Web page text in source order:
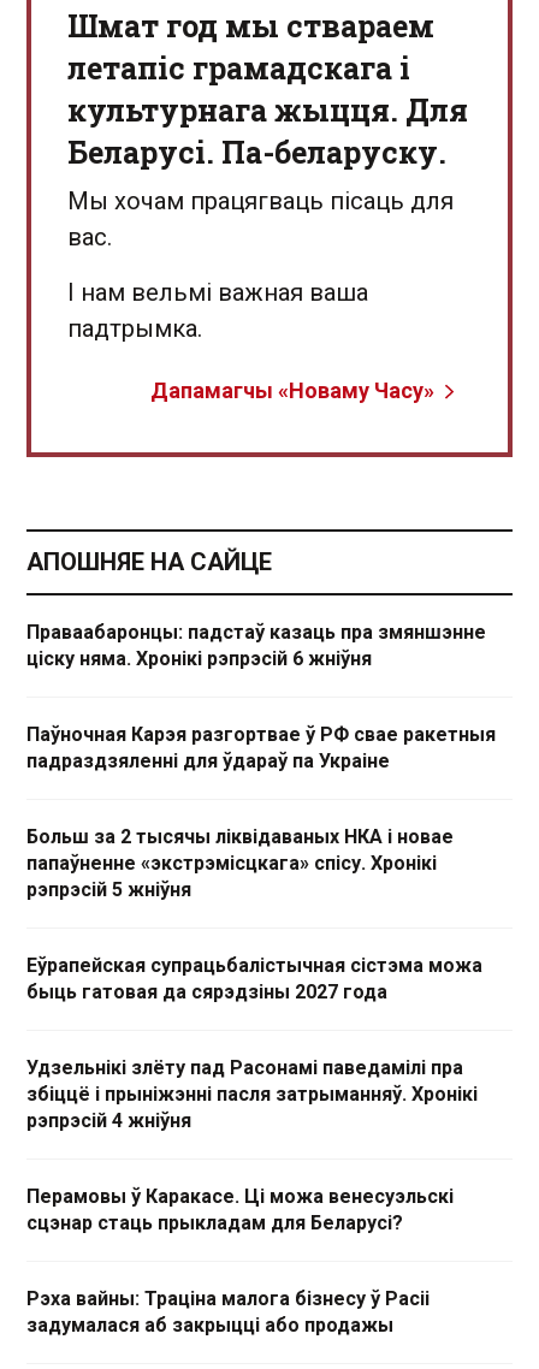
Шмат год мы ствараем
летапіс грамадскага і
культурнага жыцця. Для
Беларусі. Па-беларуску.
Мы хочам працягваць пісаць для
вас.
І нам вельмі важная ваша
падтрымка.
Дапамагчы «Новаму Часу»
АПОШНЯЕ НА САЙЦЕ
Праваабаронцы: падстаў казаць пра змяншэнне
ціску няма. Хронікі рэпрэсій 6 жніўня
Паўночная Карэя разгортвае ў РФ свае ракетныя
падраздзяленні для ўдараў па Украіне
Больш за 2 тысячы ліквідаваных НКА і новае
папаўненне «экстрэмісцкага» спісу. Хронікі
рэпрэсій 5 жніўня
Еўрапейская супрацьбалістычная сістэма можа
быць гатовая да сярэдзіны 2027 года
Удзельнікі злёту пад Расонамі паведамілі пра
збіццё і прыніжэнні пасля затрыманняў. Хронікі
рэпрэсій 4 жніўня
Перамовы ў Каракасе. Ці можа венесуэльскі
сцэнар стаць прыкладам для Беларусі?
Рэха вайны: Траціна малога бізнесу ў Расіі
задумалася аб закрыцці або продажы